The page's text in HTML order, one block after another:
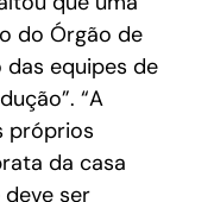
do Órgão de
das equipes de
“A
próprios
da casa
ser